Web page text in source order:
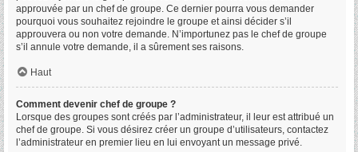
approuvée par un chef de groupe. Ce dernier pourra vous demander
pourquoi vous souhaitez rejoindre le groupe et ainsi décider s’il
approuvera ou non votre demande. N’importunez pas le chef de groupe
s’il annule votre demande, il a sûrement ses raisons.
Haut
Comment devenir chef de groupe ?
Lorsque des groupes sont créés par l’administrateur, il leur est attribué un
chef de groupe. Si vous désirez créer un groupe d’utilisateurs, contactez
l’administrateur en premier lieu en lui envoyant un message privé.